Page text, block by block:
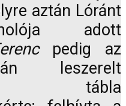
aztán Lóránt
adott
pedig az
leszerelt
tábla